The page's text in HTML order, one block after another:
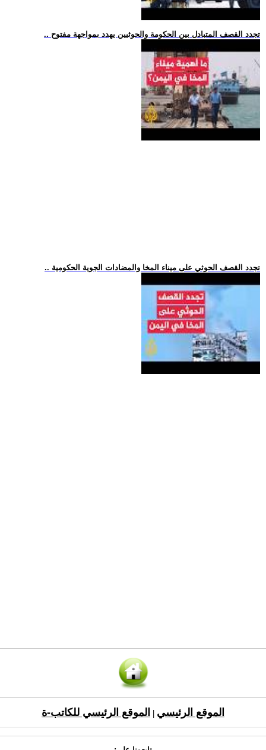
.. تجدد القصف المتبادل بين الحكومة والحوثيين يهدد بمواجهة مفتوح
.. تجدد القصف الحوثي على ميناء المخا والمضادات الجوية الحكومية
الموقع الرئيسي الموقع الرئيسي للكاتب-ة